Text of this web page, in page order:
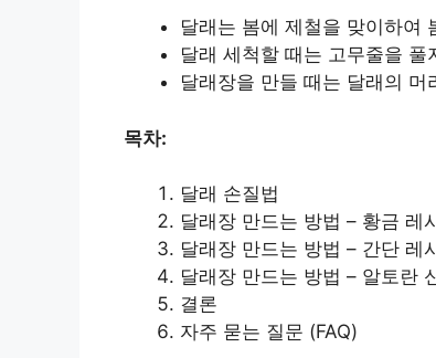
달래는 봄에 제철을 맞이하여
달래 세척할 때는 고무줄을
달래장을 만들 때는 달래의
목차:
달래 손질법
달래장 만드는 방법 – 황금 레
달래장 만드는 방법 – 간단 레
달래장 만드는 방법 – 알토란
결론
자주 묻는 질문 (FAQ)